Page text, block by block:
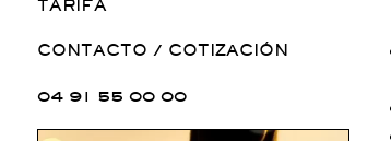
TARIFA
CONTACTO / COTIZACIÓN
04 91 55 00 00